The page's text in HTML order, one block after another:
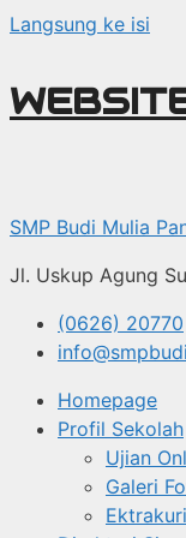
Langsung ke isi
SMP Budi Mulia
Jl. Uskup Agung
(0626) 20770
Homepage
Profil Sekolah
Ujian
Galeri